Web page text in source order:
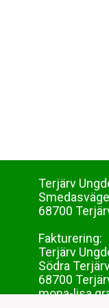
Terjärv
68700
Fakturering:
Terjärv
Södra
68700
mona-